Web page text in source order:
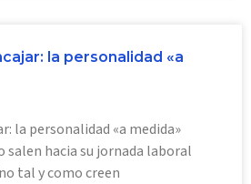
la personalidad «a
la personalidad «a medida»
salen hacia su jornada laboral
tal y como creen